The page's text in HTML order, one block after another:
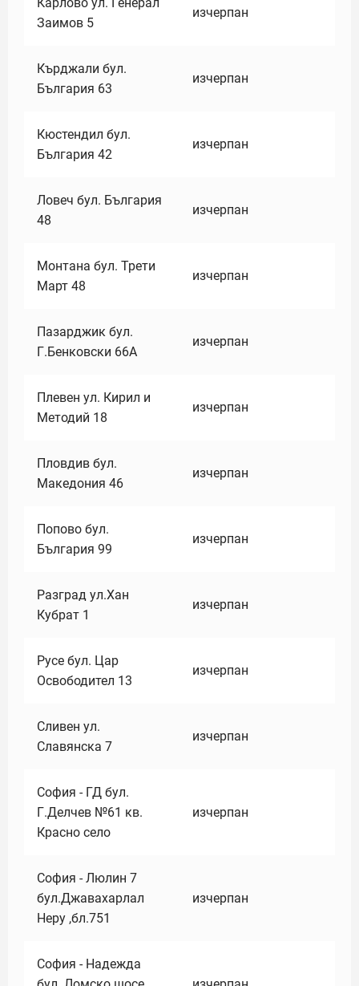
Заимов 5
изчерпан
Кърджали бул.
България 63
изчерпан
Кюстендил бул.
България 42
изчерпан
Ловеч бул. България
48
изчерпан
Монтана бул. Трети
Март 48
изчерпан
Пазарджик бул.
Г.Бенковски 66А
изчерпан
Плевен ул. Кирил и
Методий 18
изчерпан
Пловдив бул.
Македония 46
изчерпан
Попово бул.
България 99
изчерпан
Разград ул.Хан
Кубрат 1
изчерпан
Русе бул. Цар
Освободител 13
изчерпан
Сливен ул.
Славянска 7
изчерпан
София - ГД бул.
Г.Делчев №61 кв.
Красно село
изчерпан
София - Люлин 7
бул.Джавахарлал
Неру ,бл.751
изчерпан
София - Надежда